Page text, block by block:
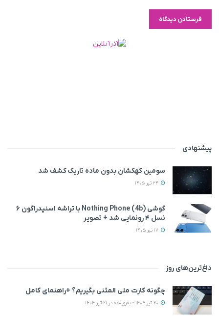
پیشنهادی
سومین کهکشان بدون ماده تاریک کشف شد
گوشی Nothing Phone (4b) با تراشه اسنپدراگون ۶
نسل ۴ رونمایی شد + تصویر
داغ‌ترین‌های روز
چگونه کارت ملی المثنی بگیریم؟ +راهنمای کامل